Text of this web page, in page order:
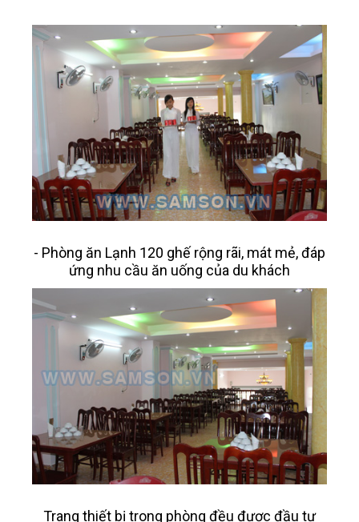
- Phòng ăn Lạnh 120 ghế rộng rãi, mát mẻ, đáp
ứng nhu cầu ăn uống của du khách
Trang thiết bị trong phòng đều được đầu tư